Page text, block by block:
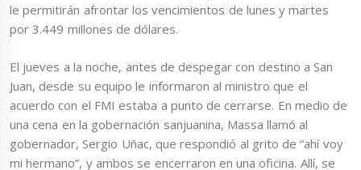
le permitirán afrontar los vencimientos de lunes y martes
por 3.449 millones de dólares.
El jueves a la noche, antes de despegar con destino a San
Juan, desde su equipo le informaron al ministro que el
acuerdo con el FMI estaba a punto de cerrarse. En medio de
una cena en la gobernación sanjuanina, Massa llamó al
gobernador, Sergio Uñac, que respondió al grito de “ahí voy
mi hermano”, y ambos se encerraron en una oficina. Allí, se